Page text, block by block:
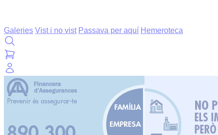
Galeries Vist i no vist Passava per aquí Hemeroteca